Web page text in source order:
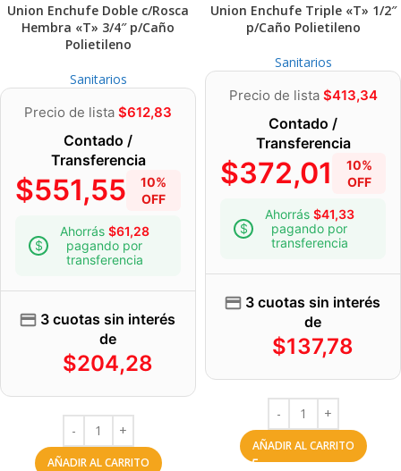
Union Enchufe Doble c/Rosca
Hembra «T» 3/4″ p/Caño
Polietileno
Sanitarios
Precio de lista $612,83
Contado /
Transferencia
$551,55
10%
OFF
Ahorrás $61,28
pagando por
transferencia
3 cuotas sin interés
de
$204,28
AÑADIR AL CARRITO
Union Enchufe Triple «T» 1/2″
p/Caño Polietileno
Sanitarios
Precio de lista $413,34
Contado /
Transferencia
$372,01
10%
OFF
Ahorrás $41,33
pagando por
transferencia
3 cuotas sin interés
de
$137,78
AÑADIR AL CARRITO